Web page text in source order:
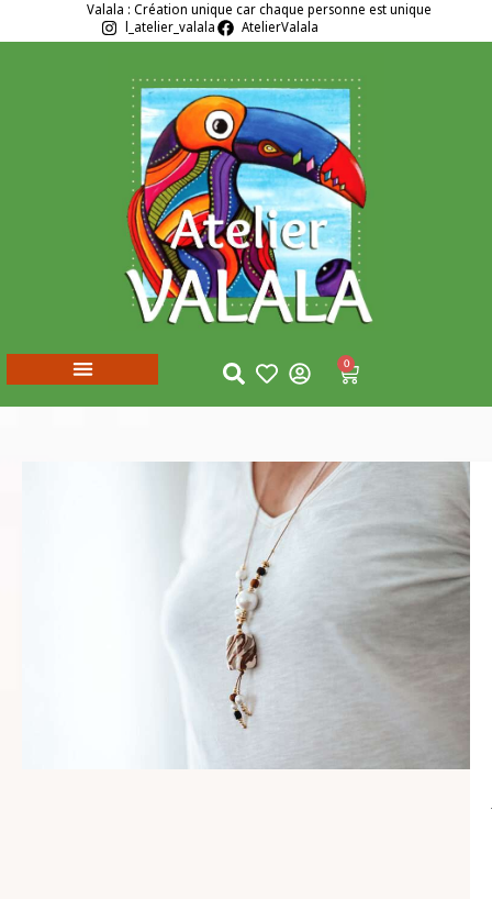
Valala : Création unique car chaque personne est unique
l_atelier_valala
AtelierValala
0